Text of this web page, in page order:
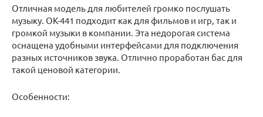
Отличная модель для любителей громко послушать
музыку. OK-441 подходит как для фильмов и игр, так и
громкой музыки в компании. Эта недорогая система
оснащена удобными интерфейсами для подключения
разных источников звука. Отлично проработан бас для
такой ценовой категории.
Особенности: